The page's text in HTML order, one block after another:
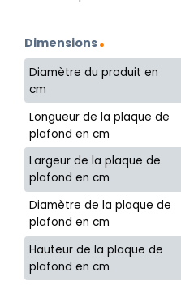
Dimensions
Diamètre du produit en
cm
Longueur de la plaque de
plafond en cm
Largeur de la plaque de
plafond en cm
Diamètre de la plaque de
plafond en cm
Hauteur de la plaque de
plafond en cm